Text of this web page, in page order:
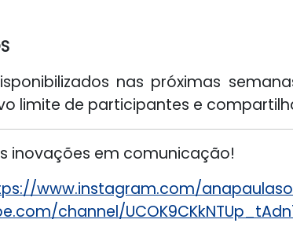
nas próximas
limite de participantes e
inovações em comunicação!
www.instagram.com/
channel/